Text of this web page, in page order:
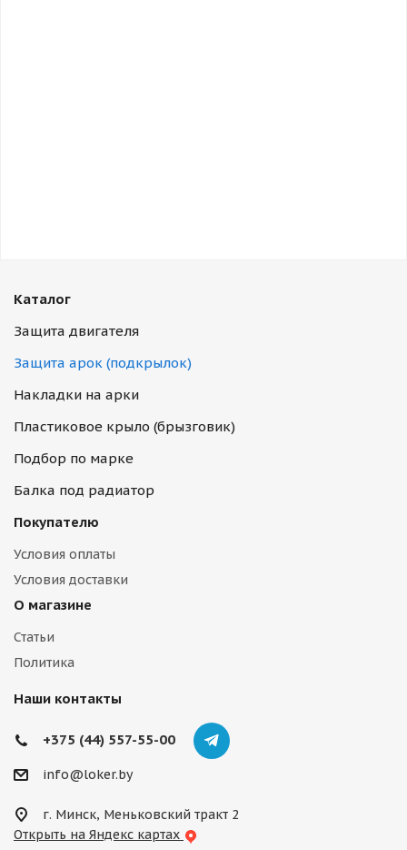
Каталог
Защита двигателя
Защита арок (подкрылок)
Накладки на арки
Пластиковое крыло (брызговик)
Подбор по марке
Балка под радиатор
Покупателю
Условия оплаты
Условия доставки
О магазине
Статьи
Политика
Наши контакты
+375 (44) 557-55-00
info@loker.by
г. Минск, Меньковский тракт 2
Открыть на Яндекс картах